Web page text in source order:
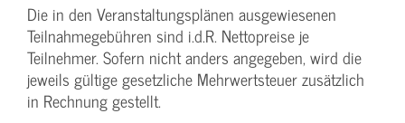
Die in den Veranstaltungsplänen ausgewiesenen
Teilnahmegebühren sind i.d.R. Nettopreise je
Teilnehmer. Sofern nicht anders angegeben, wird die
jeweils gültige gesetzliche Mehrwertsteuer zusätzlich
in Rechnung gestellt.